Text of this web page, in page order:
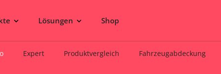
Lösungen Shop
Expert Produktvergleich Fahrzeugabdeckung